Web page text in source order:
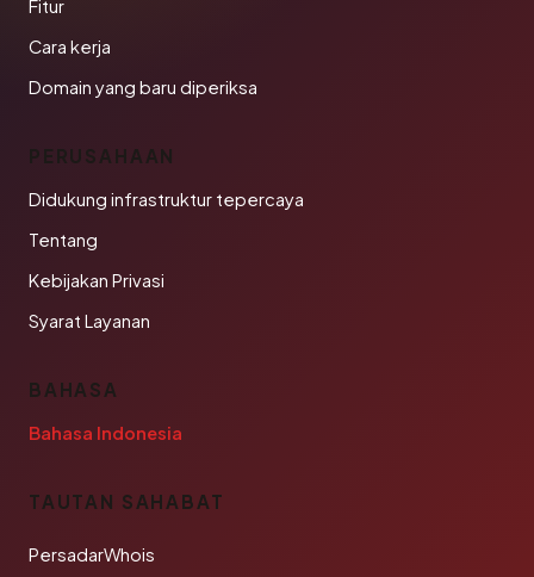
Fitur
Cara kerja
Domain yang baru diperiksa
PERUSAHAAN
Didukung infrastruktur tepercaya
Tentang
Kebijakan Privasi
Syarat Layanan
BAHASA
Bahasa Indonesia
TAUTAN SAHABAT
PersadarWhois